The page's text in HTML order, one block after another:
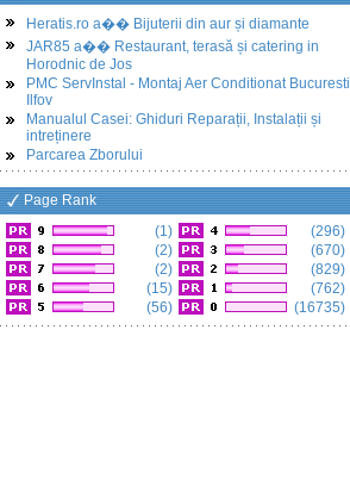
Heratis.ro a�� Bijuterii din aur și diamante
JAR85 a�� Restaurant, terasă și catering in
Horodnic de Jos
PMC ServInstal - Montaj Aer Conditionat Bucuresti
Ilfov
Manualul Casei: Ghiduri Reparații, Instalații și
intreținere
Parcarea Zborului
Page Rank
(1)
(2)
(2)
(15)
(56)
(296)
(670)
(829)
(762)
(16735)